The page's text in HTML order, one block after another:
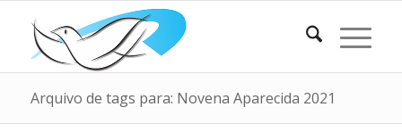
Arquivo de tags para: Novena Aparecida 2021